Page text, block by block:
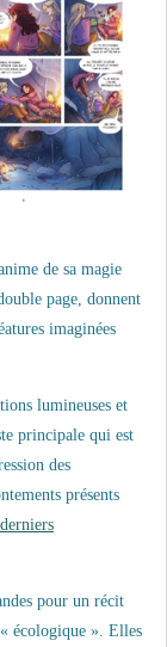
de sa magie
page, donnent
imaginées
lumineuses et
principale qui est
des
présents
pour un récit
écologique ». Elles